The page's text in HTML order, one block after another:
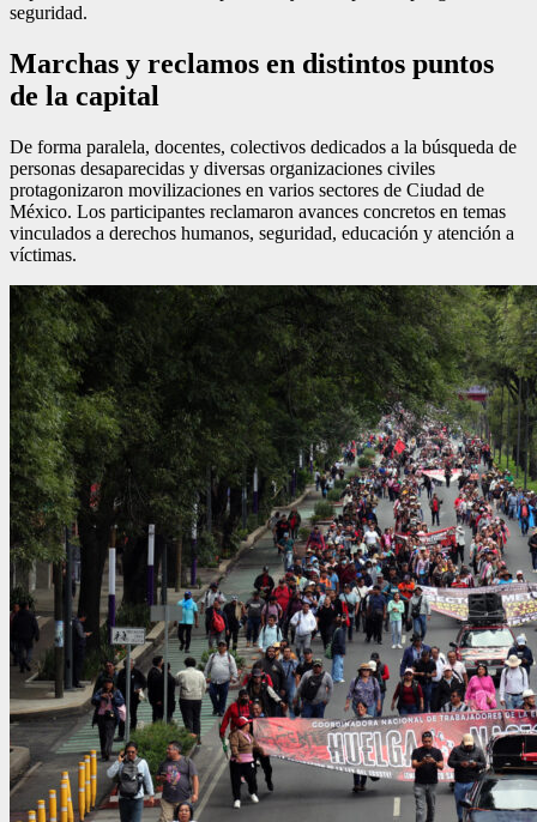
seguridad.
Marchas y reclamos en distintos puntos
de la capital
De forma paralela, docentes, colectivos dedicados a la búsqueda de
personas desaparecidas y diversas organizaciones civiles
protagonizaron movilizaciones en varios sectores de Ciudad de
México. Los participantes reclamaron avances concretos en temas
vinculados a derechos humanos, seguridad, educación y atención a
víctimas.